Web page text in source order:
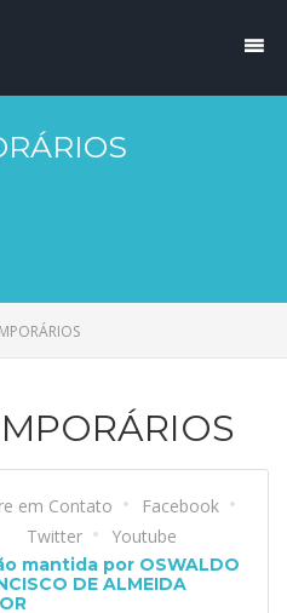
em Contato
Facebook
Twitter
Youtube
mantida por OSWALDO
DE ALMEIDA